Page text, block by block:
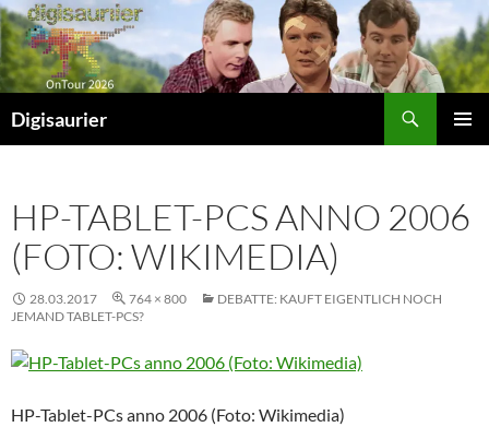
Zum
Inhalt
springen
Digisaurier
HP-TABLET-PCS ANNO 2006
(FOTO: WIKIMEDIA)
28.03.2017 764 × 800
DEBATTE: KAUFT EIGENTLICH NOCH
JEMAND TABLET-PCS?
HP-Tablet-PCs anno 2006 (Foto: Wikimedia)